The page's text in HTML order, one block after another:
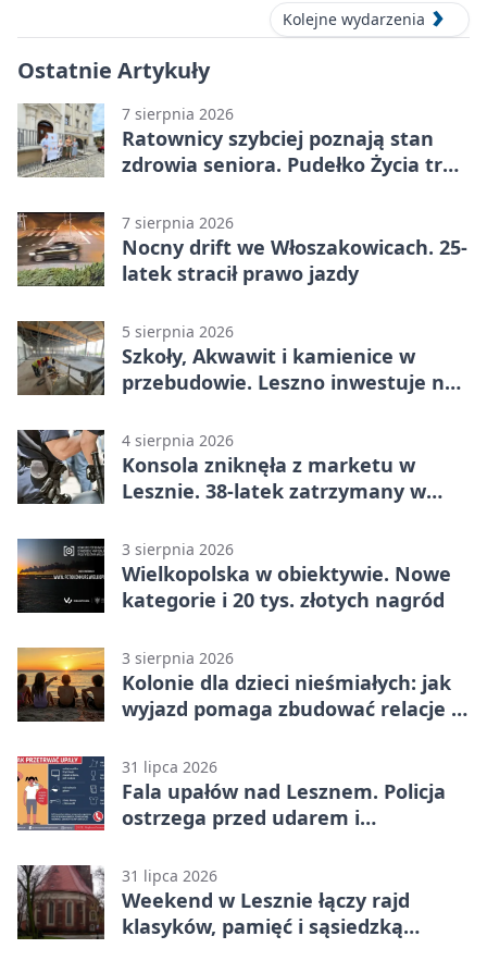
Kolejne wydarzenia
Ostatnie Artykuły
7 sierpnia 2026
Ratownicy szybciej poznają stan
zdrowia seniora. Pudełko Życia trafi
7 sierpnia 2026
Nocny drift we Włoszakowicach. 25-
latek stracił prawo jazdy
5 sierpnia 2026
Szkoły, Akwawit i kamienice w
przebudowie. Leszno inwestuje na
4 sierpnia 2026
Konsola zniknęła z marketu w
Lesznie. 38-latek zatrzymany w
3 sierpnia 2026
Wielkopolska w obiektywie. Nowe
kategorie i 20 tys. złotych nagród
3 sierpnia 2026
Kolonie dla dzieci nieśmiałych: jak
wyjazd pomaga zbudować relacje z
31 lipca 2026
Fala upałów nad Lesznem. Policja
ostrzega przed udarem i
31 lipca 2026
Weekend w Lesznie łączy rajd
klasyków, pamięć i sąsiedzką